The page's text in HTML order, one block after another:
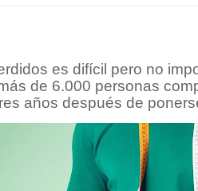
es difícil pero no
de 6.000 personas
años después de